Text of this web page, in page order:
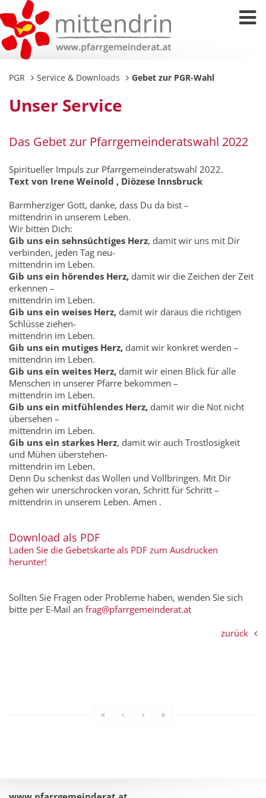
PGR Service & Downloads Gebet zur PGR-Wahl
Unser Service
Das Gebet zur Pfarrgemeinderatswahl 2022
Spiritueller Impuls zur Pfarrgemeinderatswahl 2022.
Text von Irene Weinold , Diözese Innsbruck
Barmherziger Gott, danke, dass Du da bist –
mittendrin in unserem Leben.
Wir bitten Dich:
Gib uns ein sehnsüchtiges Herz, damit wir uns mit Dir
verbinden, jeden Tag neu-
mittendrin im Leben.
Gib uns ein hörendes Herz, damit wir die Zeichen der Zeit
erkennen –
mittendrin im Leben.
Gib uns ein weises Herz, damit wir daraus die richtigen
Schlüsse ziehen-
mittendrin im Leben.
Gib uns ein mutiges Herz, damit wir konkret werden –
mittendrin im Leben.
Gib uns ein weites Herz, damit wir einen Blick für alle
Menschen in unserer Pfarre bekommen –
mittendrin im Leben.
Gib uns ein mitfühlendes Herz, damit wir die Not nicht
übersehen –
mittendrin im Leben.
Gib uns ein starkes Herz, damit wir auch Trostlosigkeit
und Mühen überstehen-
mittendrin im Leben.
Denn Du schenkst das Wollen und Vollbringen. Mit Dir
gehen wir unerschrocken voran, Schritt für Schritt –
mittendrin in unserem Leben. Amen .
Download als PDF
Laden Sie die Gebetskarte als PDF zum Ausdrucken
herunter!
Sollten Sie Fragen oder Probleme haben, wenden Sie sich
bitte per E-Mail an frag@pfarrgemeinderat.at
zurück